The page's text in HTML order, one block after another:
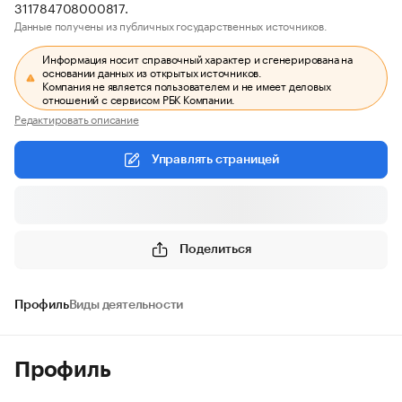
311784708000817.
Данные получены из публичных государственных источников.
Информация носит справочный характер и сгенерирована на
основании данных из открытых источников.
Компания не является пользователем и не имеет деловых
отношений с сервисом РБК Компании.
Редактировать описание
Управлять страницей
Поделиться
ПрофильВиды деятельности
Профиль